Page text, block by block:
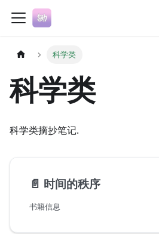
科学类
科学类
科学类摘抄笔记.
📄️ 时间的秩序
书籍信息